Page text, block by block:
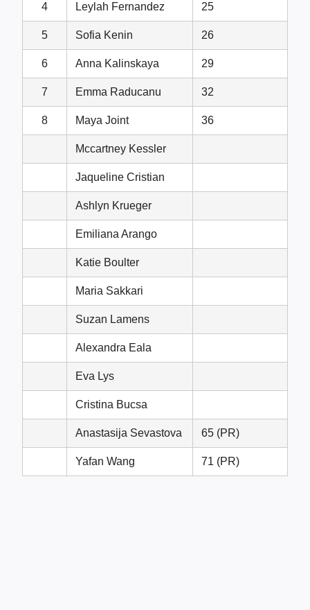
4 Leylah Fernandez 25
5 Sofia Kenin 26
6 Anna Kalinskaya 29
7 Emma Raducanu 32
8 Maya Joint 36
Mccartney Kessler
Jaqueline Cristian
Ashlyn Krueger
Emiliana Arango
Katie Boulter
Maria Sakkari
Suzan Lamens
Alexandra Eala
Eva Lys
Cristina Bucsa
Anastasija Sevastova 65 (PR)
Yafan Wang 71 (PR)